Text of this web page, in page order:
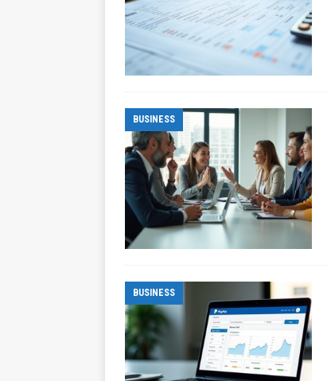
BUSINESS
BUSINESS